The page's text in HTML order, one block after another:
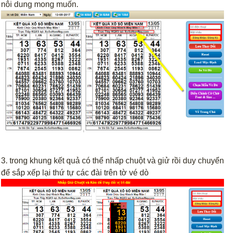
nôi dung mong muốn.
3. trong khung kết quả có thể nhấp chuột và giử rồi duy chuyển
để sắp xếp lại thứ tự các đài trên tờ vé dò